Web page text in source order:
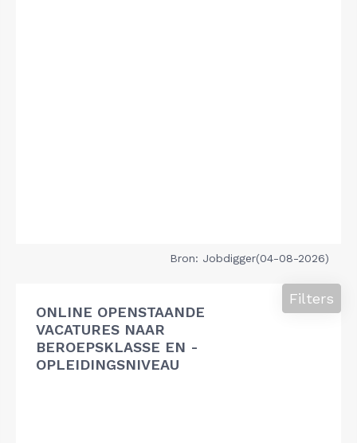
Bron: Jobdigger(04-08-2026)
ONLINE OPENSTAANDE
VACATURES NAAR
BEROEPSKLASSE EN -
OPLEIDINGSNIVEAU
Filters